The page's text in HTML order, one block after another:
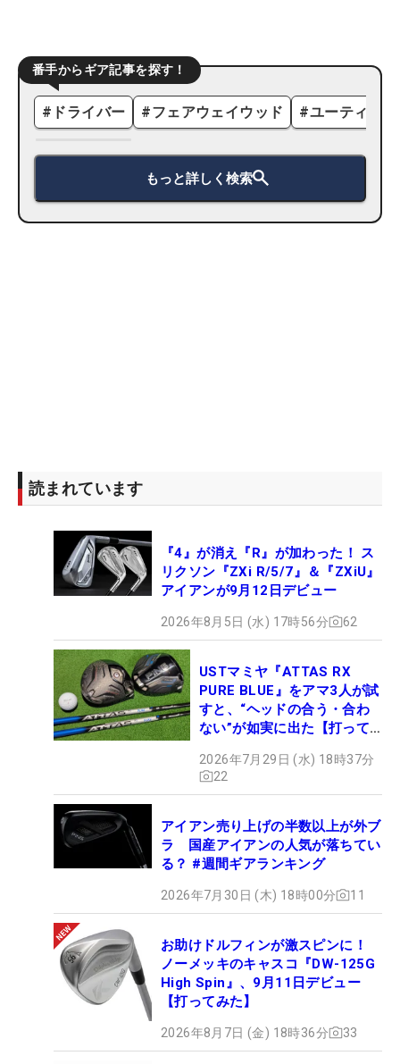
番手からギア記事を探す！
# ドライバー #フェアウェイウッド #ユーティリ
もっと詳しく検索
読まれています
『4』が消え『R』が加わった！ ス
リクソン『ZXi R/5/7』＆『ZXiU』
アイアンが9月12日デビュー
2026年8月5日 (水) 17時56分 62
USTマミヤ『ATTAS RX
PURE BLUE』をアマ3人が試
すと、“ヘッドの合う・合わ
ない”が如実に出た【打って
2026年7月29日 (水) 18時37分
22
アイアン売り上げの半数以上が外ブ
ラ 国産アイアンの人気が落ちてい
る？ #週間ギアランキング
2026年7月30日 (木) 18時00分 11
お助けドルフィンが激スピンに！
ノーメッキのキャスコ『DW-125G
High Spin』、9月11日デビュー
【打ってみた】
2026年8月7日 (金) 18時36分 33